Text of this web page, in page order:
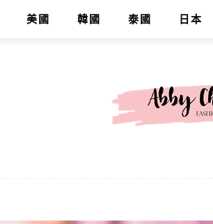
美國 韓國 泰國 日本